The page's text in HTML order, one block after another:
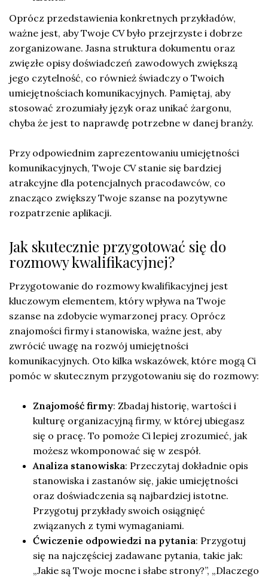
Oprócz przedstawienia konkretnych przykładów,
ważne jest, aby Twoje CV było przejrzyste i dobrze
zorganizowane. Jasna struktura dokumentu oraz
zwięzłe opisy doświadczeń zawodowych zwiększą
jego czytelność, co również świadczy o Twoich
umiejętnościach komunikacyjnych. Pamiętaj, aby
stosować zrozumiały język oraz unikać żargonu,
chyba że jest to naprawdę potrzebne w danej branży.
Przy odpowiednim zaprezentowaniu umiejętności
komunikacyjnych, Twoje CV stanie się bardziej
atrakcyjne dla potencjalnych pracodawców, co
znacząco zwiększy Twoje szanse na pozytywne
rozpatrzenie aplikacji.
Jak skutecznie przygotować się do
rozmowy kwalifikacyjnej?
Przygotowanie do rozmowy kwalifikacyjnej jest
kluczowym elementem, który wpływa na Twoje
szanse na zdobycie wymarzonej pracy. Oprócz
znajomości firmy i stanowiska, ważne jest, aby
zwrócić uwagę na rozwój umiejętności
komunikacyjnych. Oto kilka wskazówek, które mogą Ci
pomóc w skutecznym przygotowaniu się do rozmowy:
Znajomość firmy: Zbadaj historię, wartości i
kulturę organizacyjną firmy, w której ubiegasz
się o pracę. To pomoże Ci lepiej zrozumieć, jak
możesz wkomponować się w zespół.
Analiza stanowiska: Przeczytaj dokładnie opis
stanowiska i zastanów się, jakie umiejętności
oraz doświadczenia są najbardziej istotne.
Przygotuj przykłady swoich osiągnięć
związanych z tymi wymaganiami.
Ćwiczenie odpowiedzi na pytania: Przygotuj
się na najczęściej zadawane pytania, takie jak:
„Jakie są Twoje mocne i słabe strony?”, „Dlaczego